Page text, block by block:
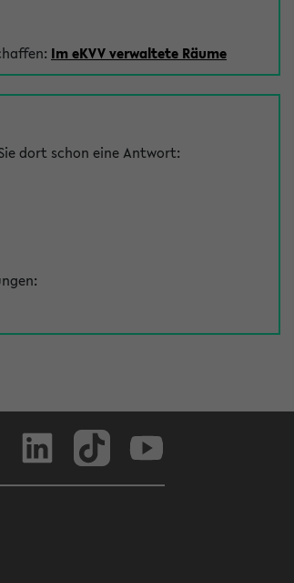
Im eKVV verwaltete Räume
dort schon eine Antwort: